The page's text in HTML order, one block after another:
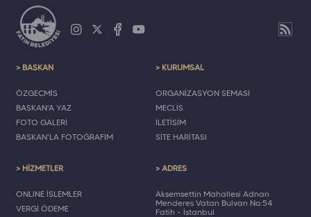
> BAŞKAN
ÖZGEÇMİŞ
BAŞKAN'A YAZ
FOTO GALERİ
BAŞKAN'LA FOTOĞRAFIM
> KURUMSAL
ORGANİZASYON ŞEMASI
MECLİS
İLETİŞİM
SİTE HARİTASI
> HİZMETLER
ONLINE İŞLEMLER
VERGİ ÖDEME
> ADRES
Akşemsettin Mahallesi Adnan
Menderes Vatan Bulvarı No:54
Fatih - İstanbul